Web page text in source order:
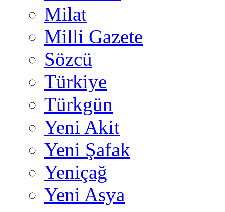
Milat
Milli Gazete
Sözcü
Türkiye
Türkgün
Yeni Akit
Yeni Şafak
Yeniçağ
Yeni Asya